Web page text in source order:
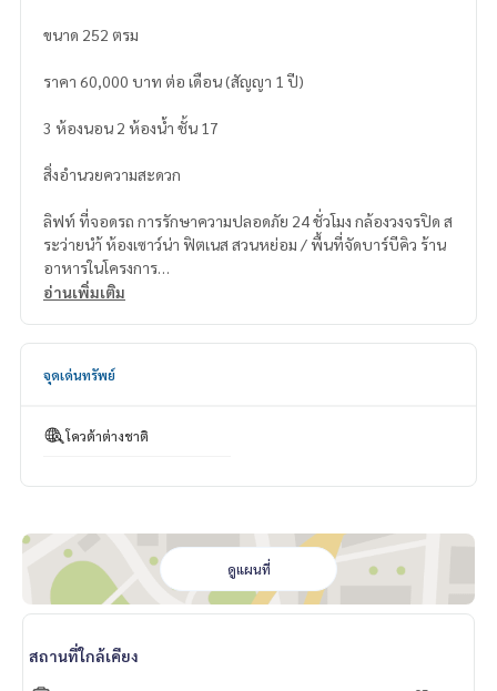
ขนาด 252 ตรม
ราคา 60,000 บาท ต่อ เดือน (สัญญา 1 ปี)
3 ห้องนอน 2 ห้องน้ำ ชั้น 17
สิ่งอำนวยความสะดวก
ลิฟท์ ที่จอดรถ การรักษาความปลอดภัย 24 ชั่วโมง กล้องวงจรปิด ส
ระว่ายนำ้ ห้องเซาว์น่า ฟิตเนส สวนหย่อม / พื้นที่จัดบาร์บีคิว ร้าน
อาหารในโครงการ
เอช 1
ศูนย์การค้าเดอะดัชเชสพลาซ่า
โรงเรียนสอนวิชาชีพความงามและสุขภาพสปาชีวาศรม
โรงเรียนนานาชาติแอ๊ดเวนตีสกรุงเทพ
โรงเรียนนานาชาติสิงคโปร์กรุงเทพฯ
อ่านเพิ่มเติม
จุดเด่นทรัพย์
โควต้าต่างชาติ
ดูแผนที่
สถานที่ใกล้เคียง